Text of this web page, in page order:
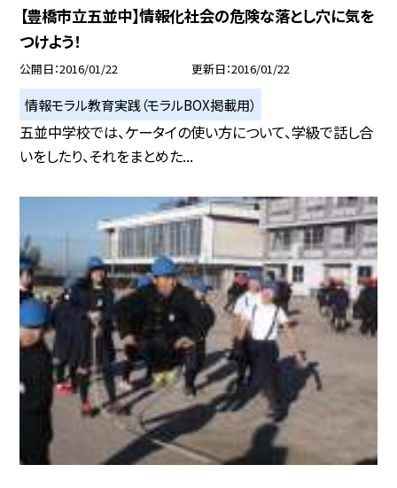
【豊橋市立五並中】情報化社会の危険な落とし穴に気を
つけよう！
公開日 2016/01/22 更新日 2016/01/22
情報モラル教育実践（モラルBOX掲載用）
五並中学校では、ケータイの使い方について、学級で話し合
いをしたり、それをまとめた...